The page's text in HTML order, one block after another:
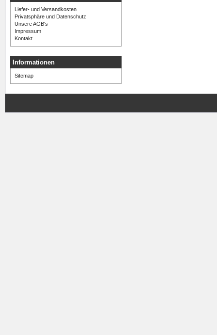
Liefer- und Versandkosten
Privatsphäre und Datenschutz
Unsere AGB's
Impressum
Kontakt
Informationen
Sitemap